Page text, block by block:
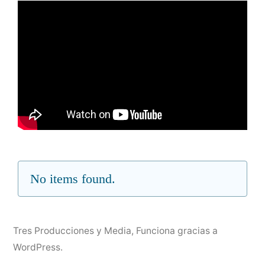
No items found.
Tres Producciones y Media, Funciona gracias a
WordPress.